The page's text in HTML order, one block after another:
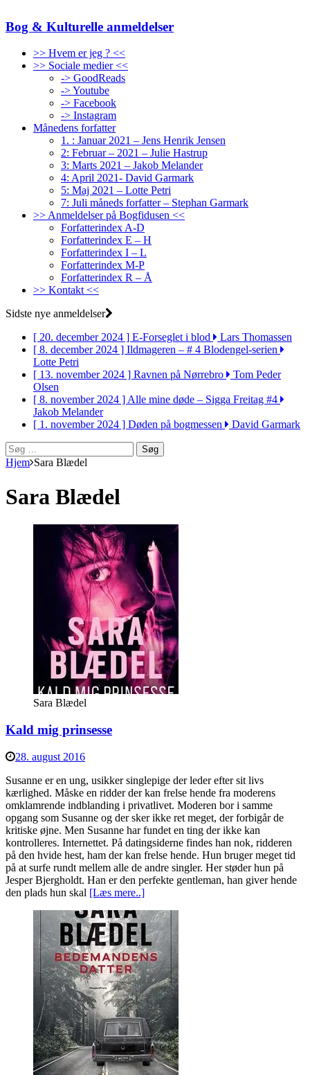
Bog & Kulturelle anmeldelser
>> Hvem er jeg ? <<
>> Sociale medier <<
-> GoodReads
-> Youtube
-> Facebook
-> Instagram
Månedens forfatter
1. : Januar 2021 – Jens Henrik Jensen
2: Februar – 2021 – Julie Hastrup
3: Marts 2021 – Jakob Melander
4: April 2021- David Garmark
5: Maj 2021 – Lotte Petri
7: Juli måneds forfatter – Stephan Garmark
>> Anmeldelser på Bogfidusen <<
Forfatterindex A-D
Forfatterindex E – H
Forfatterindex I – L
Forfatterindex M-P
Forfatterindex R – Å
>> Kontakt <<
Sidste nye anmeldelser
[ 20. december 2024 ] E-Forseglet i blod
Lars Thomassen
[ 8. december 2024 ] Ildmageren – # 4 Blodengel-serien
Lotte Petri
[ 13. november 2024 ] Ravnen på Nørrebro
Tom Peder
Olsen
[ 8. november 2024 ]Alle mine døde – Sigga Freitag #4
Jakob Melander
[ 1. november 2024 ] Døden på bogmessen
David Garmark
Søg
efter:
Hjem Sara Blædel
Sara Blædel
Sara Blædel
Kald mig prinsesse
28. august 2016
Susanne er en ung, usikker singlepige der leder efter sit livs
kærlighed. Måske en ridder der kan frelse hende fra moderens
omklamrende indblanding i privatlivet. Moderen bor i samme
opgang som Susanne og der sker ikke ret meget, der forbigår de
kritiske øjne. Men Susanne har fundet en ting der ikke kan
kontrolleres. Internettet. På datingsiderne findes han nok, ridderen
på den hvide hest, ham der kan frelse hende. Hun bruger meget tid
på at surfe rundt mellem alle de andre singler. Her støder hun på
Jesper Bjergholdt. Han er den perfekte gentleman, han giver hende
den plads hun skal [Læs mere..]